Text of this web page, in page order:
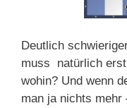
Deutlich
muss natürlich
wohin? Und wenn
man ja nichts mehr